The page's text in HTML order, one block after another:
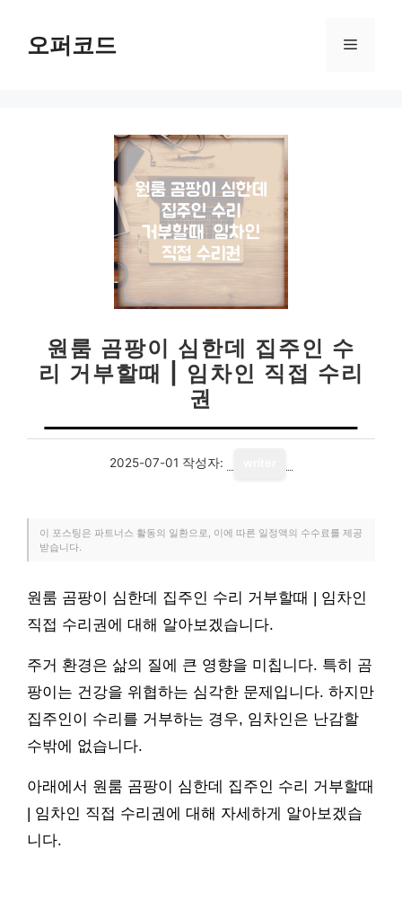
오퍼코드 메
원룸 곰팡이 심한데 집주인 수
리 거부할때 | 임차인 직접 수리
권
2025-07-01 작성자:
이 포스팅은 파트너스 활동의 일환으로, 이에 따른 일정액의 수수료를 제공
받습니다.
원룸 곰팡이 심한데 집주인 수리 거부할때 | 임차인
직접 수리권에 대해 알아보겠습니다.
주거 환경은 삶의 질에 큰 영향을 미칩니다. 특히 곰
팡이는 건강을 위협하는 심각한 문제입니다. 하지만
집주인이 수리를 거부하는 경우, 임차인은 난감할
수밖에 없습니다.
아래에서 원룸 곰팡이 심한데 집주인 수리 거부할때
| 임차인 직접 수리권에 대해 자세하게 알아보겠습
니다.